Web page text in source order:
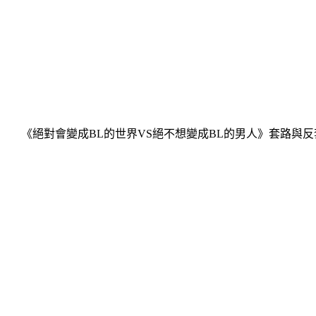
《絕對會變成BL的世界VS絕不想變成BL的男人》套路與